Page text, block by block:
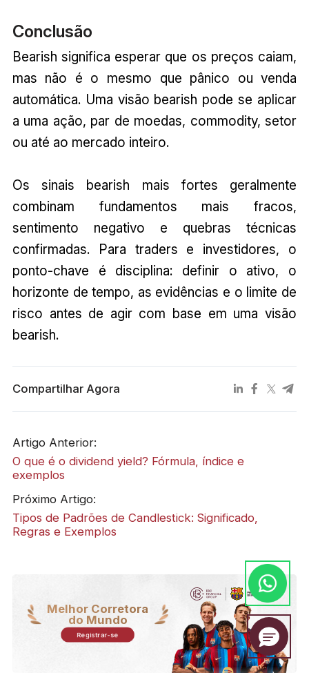
Conclusão
Bearish significa esperar que os preços caiam,
mas não é o mesmo que pânico ou venda
automática. Uma visão bearish pode se aplicar
a uma ação, par de moedas, commodity, setor
ou até ao mercado inteiro.
Os sinais bearish mais fortes geralmente
combinam fundamentos mais fracos,
sentimento negativo e quebras técnicas
confirmadas. Para traders e investidores, o
ponto-chave é disciplina: definir o ativo, o
horizonte de tempo, as evidências e o limite de
risco antes de agir com base em uma visão
bearish.
Compartilhar Agora
Artigo Anterior:
O que é o dividend yield? Fórmula, índice e
exemplos
Próximo Artigo:
Tipos de Padrões de Candlestick: Significado,
Regras e Exemplos
Melhor Corretora
do Mundo
Registrar-se